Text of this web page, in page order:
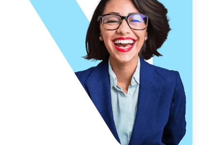
Con la ayuda correcta, estos desafíos pueden ser
resueltos y le permitirán operar de forma exitosa en
México. Si necesita más información sobre el comercio
internacional con México y cómo los tratados de libre
comercio el país pueden beneficiar su negocio,
póngase
en contacto con nosotros.
La información que aquí se ofrece no debe interpretarse como orientación
o asesoramiento formal. Por favor, consulte a un profesional para su
situación específica. La información proporcionada tiene únicamente fines
informativos y es posible que no recoja todas las leyes, normas y mejores
prácticas pertinentes. El panorama normativo está en continua evolución;
la información mencionada puede estar obsoleta y/o sufrir cambios. Las
interpretaciones presentadas no son oficiales. Algunas secciones se basan
en las interpretaciones o puntos de vista de las autoridades pertinentes,
pero no podemos garantizar que estas perspectivas se respalden en todos